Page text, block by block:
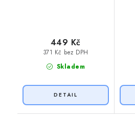
Skladem
371 Kč bez DPH
449 Kč